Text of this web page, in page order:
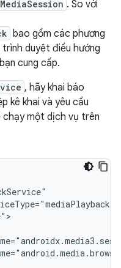
MediaSession . So với
bao gồm các phương
duyệt điều hướng
cung cấp.
, hãy khai báo
kê khai và yêu cầu
chạy một dịch vụ trên